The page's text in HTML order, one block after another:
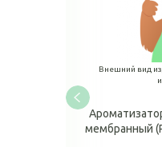
Внешний вид
мембранный